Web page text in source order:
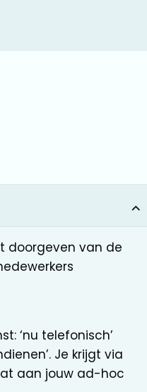
doorgeven van de
‘nu telefonisch’
Je krijgt via
aan jouw ad-hoc